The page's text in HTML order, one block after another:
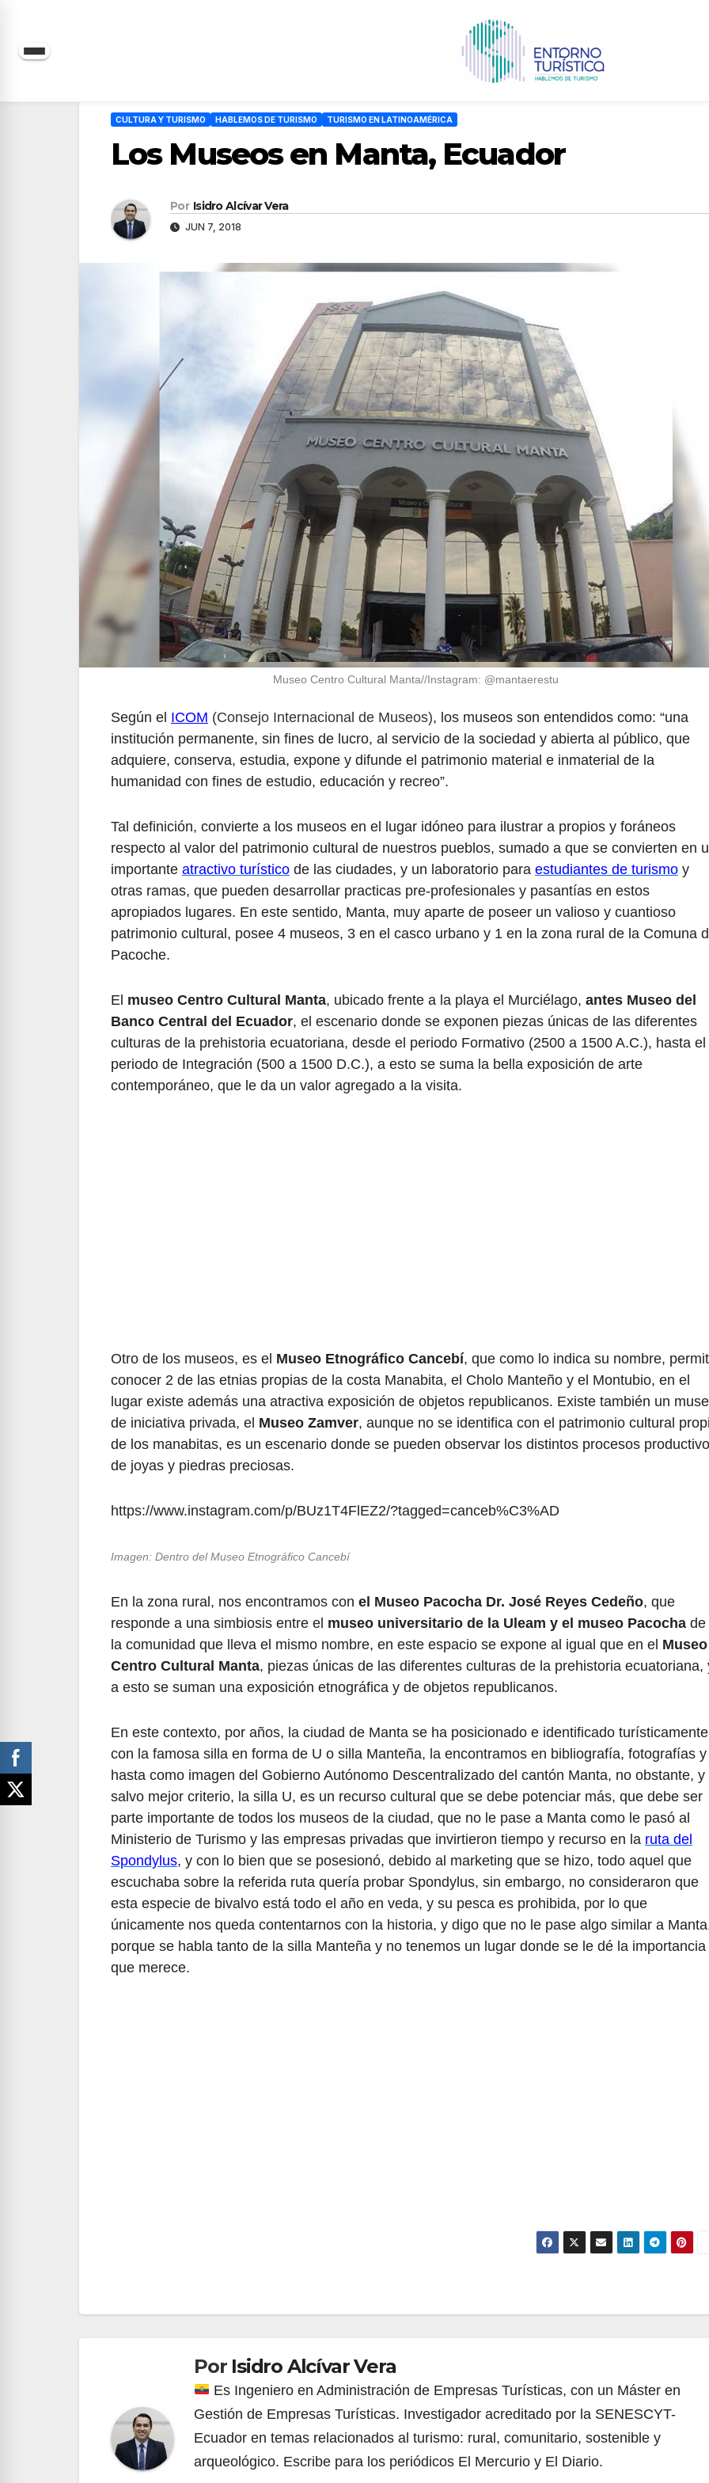
Saltar
CULTURA Y TURISMO HABLEMOS DE TURISMO TURISMO EN LATINOAMÉRICA
Los Museos en Manta, Ecuador
Por Isidro Alcívar Vera
JUN 7, 2018
Museo Centro Cultural Manta//Instagram: @mantaerestu
Según el ICOM (Consejo Internacional de Museos), los museos son entendidos como: “una
institución permanente, sin fines de lucro, al servicio de la sociedad y abierta al público, que
adquiere, conserva, estudia, expone y difunde el patrimonio material e inmaterial de la
humanidad con fines de estudio, educación y recreo”.
Tal definición, convierte a los museos en el lugar idóneo para ilustrar a propios y foráneos
respecto al valor del patrimonio cultural de nuestros pueblos, sumado a que se convierten en
importante atractivo turístico de las ciudades, y un laboratorio para estudiantes de turismo y
otras ramas, que pueden desarrollar practicas pre-profesionales y pasantías en estos
apropiados lugares. En este sentido, Manta, muy aparte de poseer un valioso y cuantioso
patrimonio cultural, posee 4 museos, 3 en el casco urbano y 1 en la zona rural de la Comuna
Pacoche.
El museo Centro Cultural Manta, ubicado frente a la playa el Murciélago, antes Museo del
Banco Central del Ecuador, el escenario donde se exponen piezas únicas de las diferentes
culturas de la prehistoria ecuatoriana, desde el periodo Formativo (2500 a 1500 A.C.), hasta el
periodo de Integración (500 a 1500 D.C.), a esto se suma la bella exposición de arte
contemporáneo, que le da un valor agregado a la visita.
Otro de los museos, es el Museo Etnográfico Cancebí, que como lo indica su nombre,
conocer 2 de las etnias propias de la costa Manabita, el Cholo Manteño y el Montubio, en el
lugar existe además una atractiva exposición de objetos republicanos. Existe también un
de iniciativa privada, el Museo Zamver, aunque no se identifica con el patrimonio cultural
de los manabitas, es un escenario donde se pueden observar los distintos procesos
de joyas y piedras preciosas.
https://www.instagram.com/p/BUz1T4FlEZ2/?tagged=canceb%C3%AD
Imagen: Dentro del Museo Etnográfico Cancebí
En la zona rural, nos encontramos con el Museo Pacocha Dr. José Reyes Cedeño, que
responde a una simbiosis entre el museo universitario de la Uleam y el museo Pacocha de
la comunidad que lleva el mismo nombre, en este espacio se expone al igual que en el Museo
Centro Cultural Manta, piezas únicas de las diferentes culturas de la prehistoria ecuatoriana,
a esto se suman una exposición etnográfica y de objetos republicanos.
En este contexto, por años, la ciudad de Manta se ha posicionado e identificado turísticamente
con la famosa silla en forma de U o silla Manteña, la encontramos en bibliografía, fotografías y
hasta como imagen del Gobierno Autónomo Descentralizado del cantón Manta, no obstante, y
salvo mejor criterio, la silla U, es un recurso cultural que se debe potenciar más, que debe ser
parte importante de todos los museos de la ciudad, que no le pase a Manta como le pasó al
Ministerio de Turismo y las empresas privadas que invirtieron tiempo y recurso en la ruta del
Spondylus, y con lo bien que se posesionó, debido al marketing que se hizo, todo aquel que
escuchaba sobre la referida ruta quería probar Spondylus, sin embargo, no consideraron que
esta especie de bivalvo está todo el año en veda, y su pesca es prohibida, por lo que
únicamente nos queda contentarnos con la historia, y digo que no le pase algo similar a
porque se habla tanto de la silla Manteña y no tenemos un lugar donde se le dé la importancia
que merece.
de
entradas
Por Isidro Alcívar Vera
Es Ingeniero en Administración de Empresas Turísticas, con un Máster en
Gestión de Empresas Turísticas. Investigador acreditado por la SENESCYT-
Ecuador en temas relacionados al turismo: rural, comunitario, sostenible y
arqueológico. Escribe para los periódicos El Mercurio y El Diario.